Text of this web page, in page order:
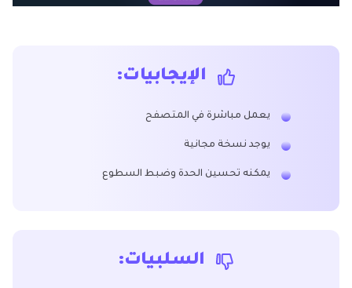
الإيجابيات:
يعمل مباشرة في المتصفح
يوجد نسخة مجانية
يمكنه تحسين الحدة وضبط السطوع
السلبيات: